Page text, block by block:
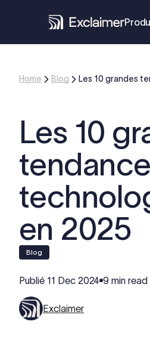
Home Blog Les 10 grandes
Les 10
en 2025
blog
Publié 11 Dec 2024 9 min read
Exclaimer